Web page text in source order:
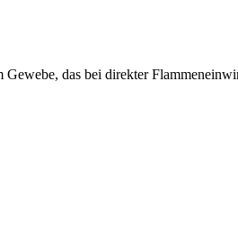
Gewebe, das bei direkter